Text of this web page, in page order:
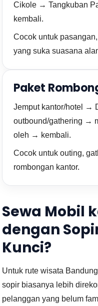
Cikole → Tangkuban
kembali.
Cocok untuk
yang suka suasana
Paket
Jemput kantor/hotel →
outbound/gathering →
oleh → kembali.
Cocok untuk outing,
rombongan kantor.
Sewa Mobil
dengan
Kunci?
Untuk rute wisata
sopir biasanya lebih
pelanggan yang belum